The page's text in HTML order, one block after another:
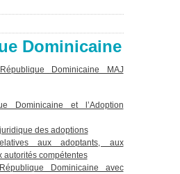
Dominicaine
Dominicaine MAJ
Dominicaine et l’Adoption
des adoptions
aux adoptants, aux
autorités compétentes
Dominicaine avec